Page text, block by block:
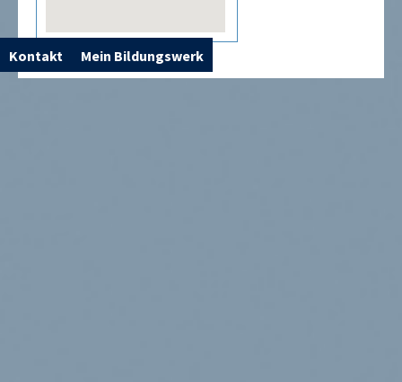
Kontakt Mein Bildungswerk